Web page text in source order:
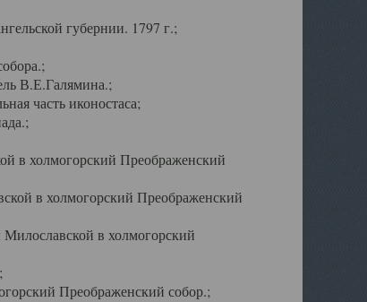
губернии. 1797 г.;
В.Е.Галямина.;
часть иконостаса;
в холмогорский Преображенский
в холмогорский Преображенский
в холмогорский
Преображенский собор.;